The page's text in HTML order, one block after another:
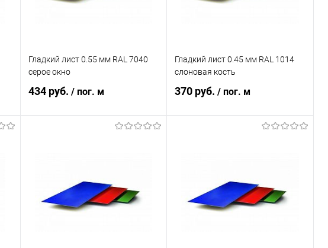
Гладкий лист 0.55 мм RAL 7040
серое окно
434 руб. / пог. м
В избранное Под заказ
Гладкий лист 0.45 мм RAL 1014
слоновая кость
370 руб./ пог. м
В избранное Под заказ